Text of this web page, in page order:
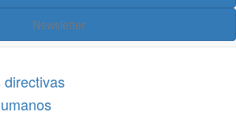
Newsletter
directivas